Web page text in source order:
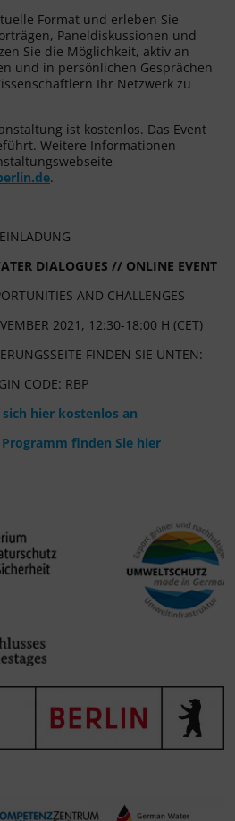
Format und erleben Sie
Paneldiskussionen und
Sie die Möglichkeit, aktiv an
und in persönlichen Gesprächen
Ihr Netzwerk zu
ist kostenlos. Das Event
Weitere Informationen
.
EINLADUNG
DIALOGUES // ONLINE EVENT
AND CHALLENGES
2021, 12:30-18:00 H (CET)
FINDEN SIE UNTEN:
CODE: RBP
sich hier kostenlos an
finden Sie hier